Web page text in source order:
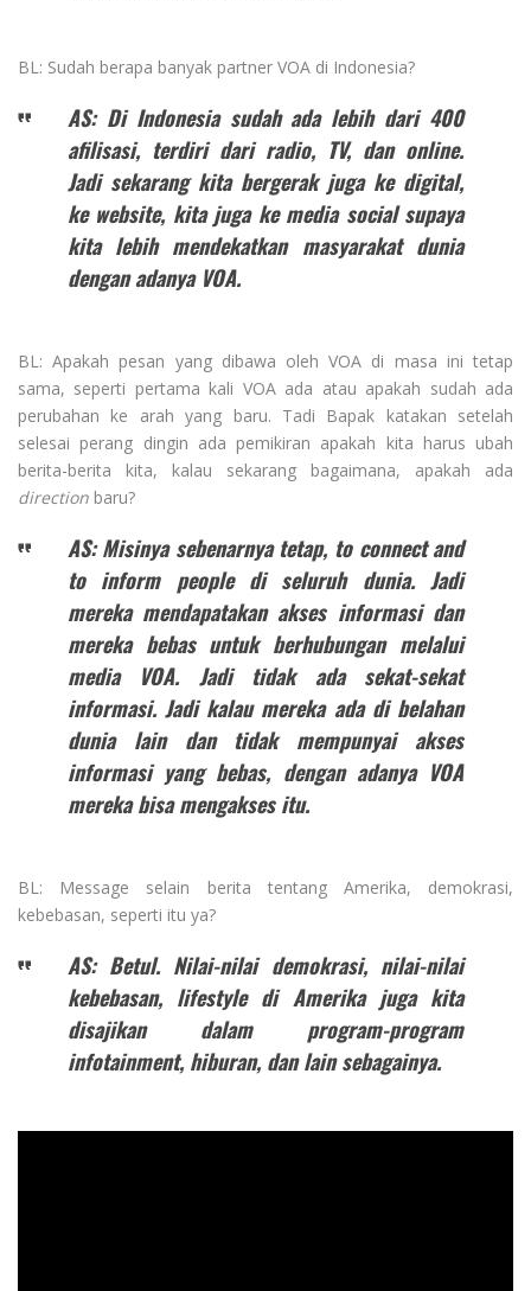
BL: Sudah berapa banyak partner VOA di Indonesia?
AS: Di Indonesia sudah ada lebih dari 400
afilisasi, terdiri dari radio, TV, dan online.
Jadi sekarang kita bergerak juga ke digital,
ke website, kita juga ke media social supaya
kita lebih mendekatkan masyarakat dunia
dengan adanya VOA.
BL: Apakah pesan yang dibawa oleh VOA di masa ini tetap
sama, seperti pertama kali VOA ada atau apakah sudah ada
perubahan ke arah yang baru. Tadi Bapak katakan setelah
selesai perang dingin ada pemikiran apakah kita harus ubah
berita-berita kita, kalau sekarang bagaimana, apakah ada
direction baru?
AS: Misinya sebenarnya tetap, to connect and
to inform people di seluruh dunia. Jadi
mereka mendapatakan akses informasi dan
mereka bebas untuk berhubungan melalui
media VOA. Jadi tidak ada sekat-sekat
informasi. Jadi kalau mereka ada di belahan
dunia lain dan tidak mempunyai akses
informasi yang bebas, dengan adanya VOA
mereka bisa mengakses itu.
BL: Message selain berita tentang Amerika, demokrasi,
kebebasan, seperti itu ya?
AS: Betul. Nilai-nilai demokrasi, nilai-nilai
kebebasan, lifestyle di Amerika juga kita
disajikan dalam program-program
infotainment, hiburan, dan lain sebagainya.